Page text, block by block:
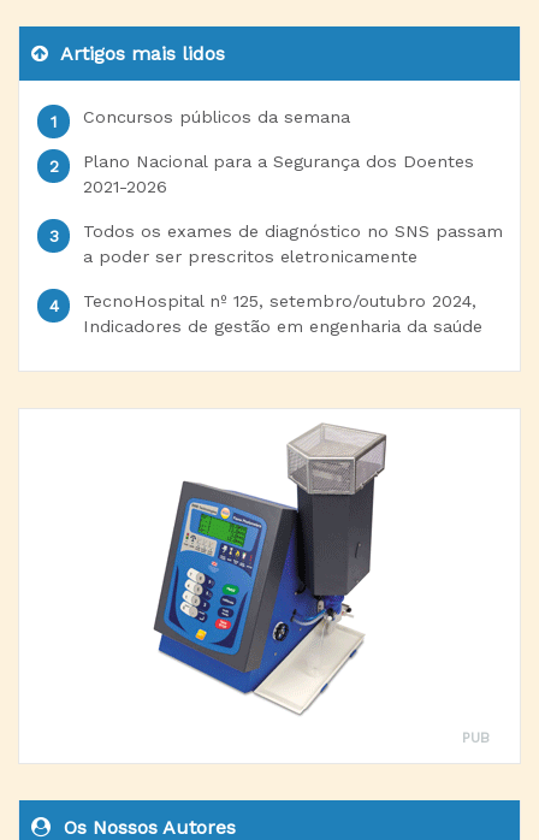
Artigos mais lidos
Concursos públicos da semana
Plano Nacional para a Segurança dos Doentes
2021-2026
Todos os exames de diagnóstico no SNS passam
a poder ser prescritos eletronicamente
TecnoHospital nº 125, setembro/outubro 2024,
Indicadores de gestão em engenharia da saúde
PUB
Os Nossos Autores